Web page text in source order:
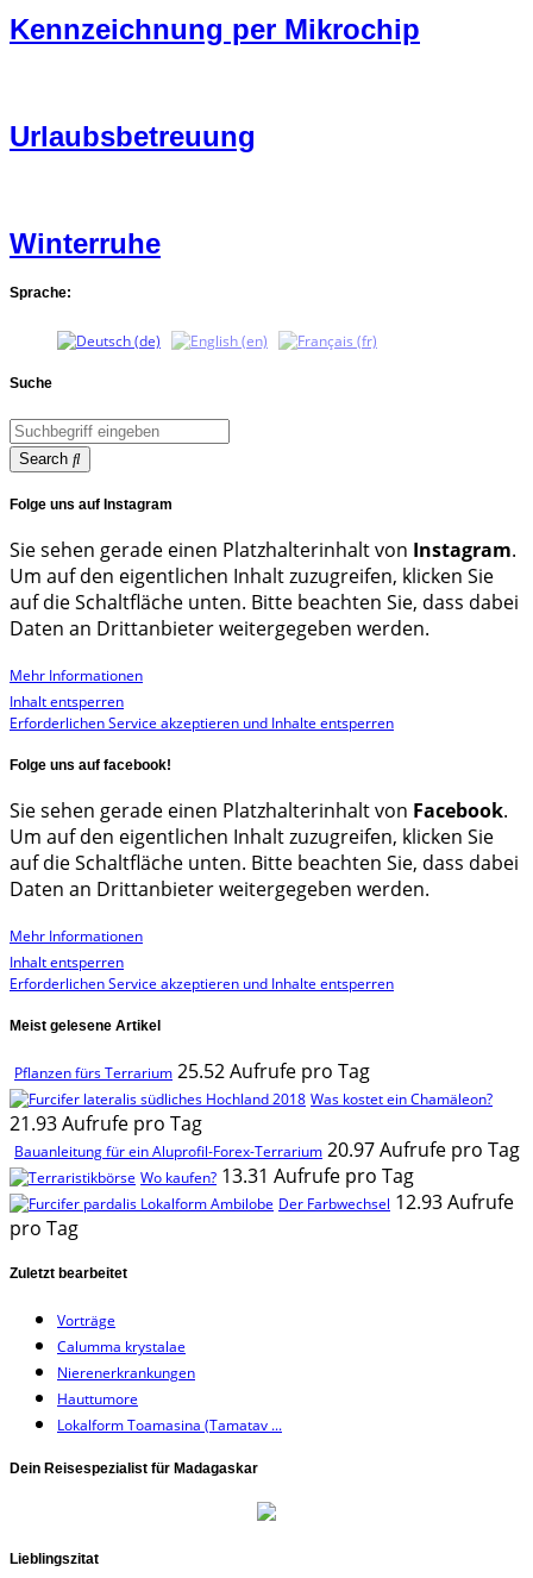
Kennzeichnung per Mikrochip
Urlaubsbetreuung
Winterruhe
Sprache:
Suche
Search
Folge uns auf Instagram
Sie sehen gerade einen Platzhalterinhalt von Instagram.
Um auf den eigentlichen Inhalt zuzugreifen, klicken Sie
auf die Schaltfläche unten. Bitte beachten Sie, dass dabei
Daten an Drittanbieter weitergegeben werden.
Mehr Informationen
Inhalt entsperren
Erforderlichen Service akzeptieren und Inhalte entsperren
Folge uns auf facebook!
Sie sehen gerade einen Platzhalterinhalt von Facebook.
Um auf den eigentlichen Inhalt zuzugreifen, klicken Sie
auf die Schaltfläche unten. Bitte beachten Sie, dass dabei
Daten an Drittanbieter weitergegeben werden.
Mehr Informationen
Inhalt entsperren
Erforderlichen Service akzeptieren und Inhalte entsperren
Meist gelesene Artikel
Pflanzen fürs Terrarium 25.52 Aufrufe pro Tag
Was kostet ein Chamäleon?
21.93 Aufrufe pro Tag
Bauanleitung für ein Aluprofil-Forex-Terrarium 20.97 Aufrufe pro Tag
Wo kaufen? 13.31 Aufrufe pro Tag
Der Farbwechsel 12.93 Aufrufe
pro Tag
Zuletzt bearbeitet
Vorträge
Calumma krystalae
Nierenerkrankungen
Hauttumore
Lokalform Toamasina (Tamatav ...
Dein Reisespezialist für Madagaskar
Lieblingszitat